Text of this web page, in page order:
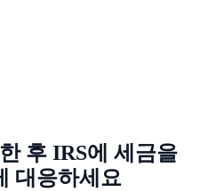
후 IRS에 세금을
대응하세요